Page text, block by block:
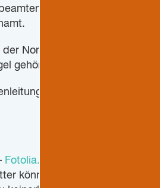
und leitenden
Nordkirche wurden von der
gehören kraft Ihres Amtes der
ist in Schwerin.
Fotolia.com
können wir keinerlei